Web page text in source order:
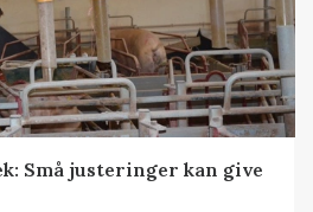
Små justeringer kan give